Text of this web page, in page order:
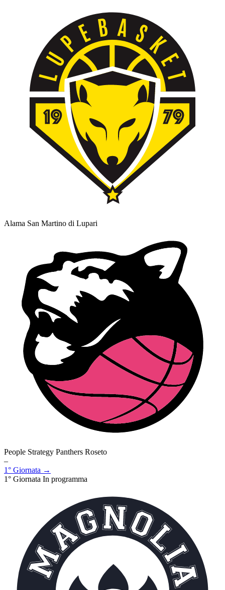
Alama San Martino di Lupari
People Strategy Panthers Roseto
–
1° Giornata →
1° Giornata In programma